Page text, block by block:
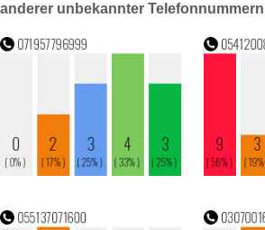
anderer unbekannter Telefonnummern